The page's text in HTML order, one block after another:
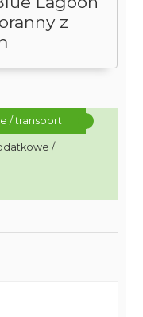
z
/ transport
/